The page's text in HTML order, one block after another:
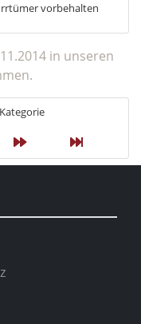
vorbehalten
in unseren